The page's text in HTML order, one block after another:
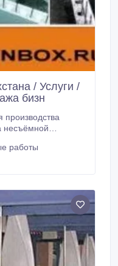
/ Услуги /
бизн
доплат, 1
работы